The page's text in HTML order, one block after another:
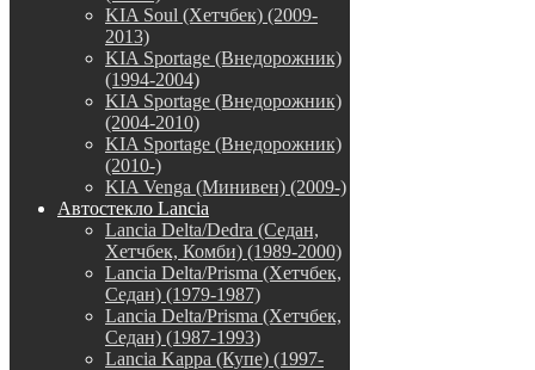
KIA Soul (Хетчбек) (2009-
2013)
KIA Sportage (Внедорожник)
(1994-2004)
KIA Sportage (Внедорожник)
(2004-2010)
KIA Sportage (Внедорожник)
(2010-)
KIA Venga (Минивен) (2009-)
Автостекло Lancia
Lancia Delta/Dedra (Седан,
Хетчбек, Комби) (1989-2000)
Lancia Delta/Prisma (Хетчбек,
Седан) (1979-1987)
Lancia Delta/Prisma (Хетчбек,
Седан) (1987-1993)
Lancia Kappa (Купе) (1997-